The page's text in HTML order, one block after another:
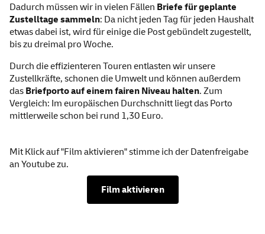
Dadurch müssen wir in vielen Fällen Briefe für geplante
Zustelltage sammeln: Da nicht jeden Tag für jeden Haushalt
etwas dabei ist, wird für einige die Post gebündelt zugestellt,
bis zu dreimal pro Woche.
Durch die effizienteren Touren entlasten wir unsere
Zustellkräfte, schonen die Umwelt und können außerdem
das Briefporto auf einem fairen Niveau halten. Zum
Vergleich: Im europäischen Durchschnitt liegt das Porto
mittlerweile schon bei rund 1,30 Euro.
Mit Klick auf "Film aktivieren" stimme ich der Datenfreigabe
an Youtube zu.
Film aktivieren